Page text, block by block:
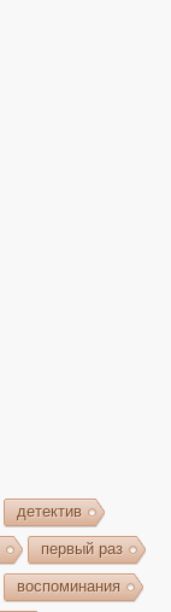
детектив
первый раз
воспоминания